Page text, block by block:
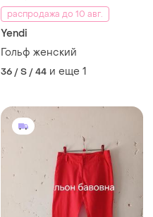
распродажа до 10 авг.
Yendi
Гольф женский
36 / S / 44 и еще 1